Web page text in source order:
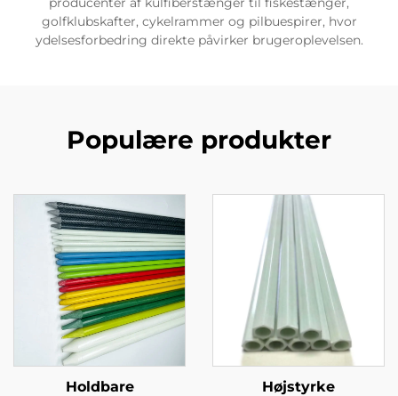
golfklubskafter, cykelrammer og pilbuespirer, hvor
ydelsesforbedring direkte påvirker brugeroplevelsen.
Populære produkter
Holdbare
Højstyrke